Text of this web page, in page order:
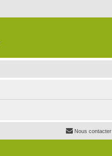
Nous contacter